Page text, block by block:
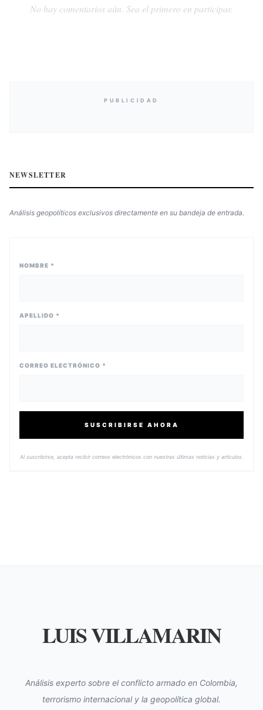
No hay comentarios aún. Sea el primero en participar.
PUBLICIDAD
NEWSLETTER
Análisis geopolíticos exclusivos directamente en su bandeja de entrada.
NOMBRE *
APELLIDO *
CORREO ELECTRÓNICO *
SUSCRIBIRSE AHORA
Al suscribirse, acepta recibir correos electrónicos con nuestras últimas noticias y artículos.
LUIS VILLAMARIN
Análisis experto sobre el conflicto armado en Colombia,
terrorismo internacional y la geopolítica global.